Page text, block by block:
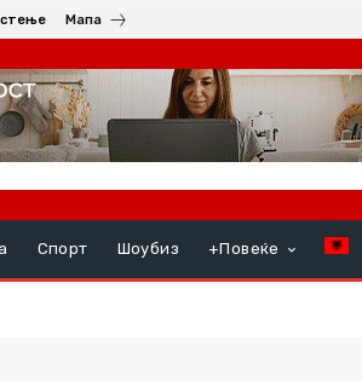
Мапа
Спорт Шоубиз +Повеќе